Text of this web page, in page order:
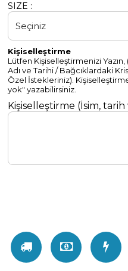
SIZE :
Kişiselleştirme
Lütfen Kişiselleştirmenizi Yazın,
Adı ve Tarihi / Bağcıklardaki
Özel İstekleriniz).
yok" yazabilirsiniz.
Kişiselleştirme (İsim, tarih